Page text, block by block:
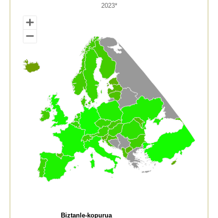
View as data table, Biztanle-kopurua. Euskal Herria
2023*
Biztanle-kopurua